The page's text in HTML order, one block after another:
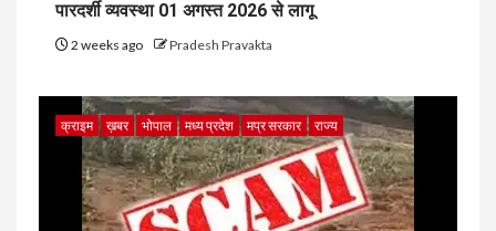
पारदर्शी व्यवस्था 01 अगस्त 2026 से लागू
2 weeks ago Pradesh Pravakta
क्राइम ख़बर भोपाल मध्य प्रदेश मप्र सरकार राज्य